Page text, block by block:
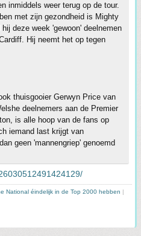
inmiddels weer terug op de tour.
met zijn gezondheid is Mighty
deze week 'gewoon' deelnemen
Hij neemt het op tegen
thuisgooier Gerwyn Price van
deelnemers aan de Premier
is alle hoop van de fans op
iemand last krijgt van
geen 'mannengriep' genoemd
National éindelijk in de Top 2000 hebben |